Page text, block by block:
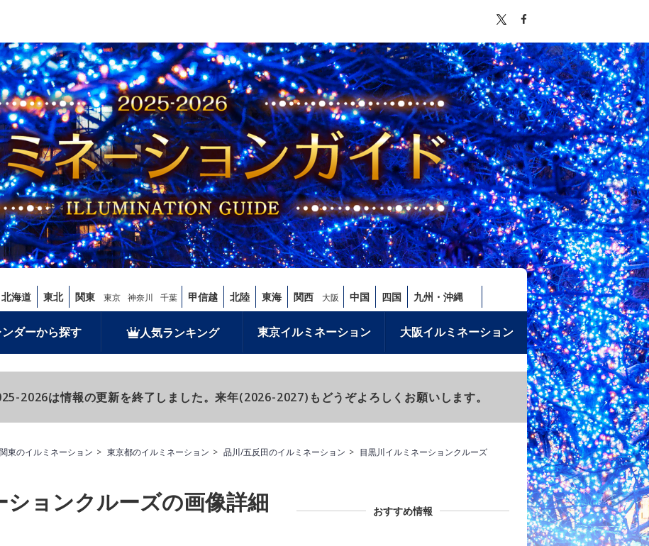
北海道 東北 関東 東京 神奈川 千葉 甲信越 北陸 東海 関西 大阪 中国 四国 九州・沖縄
ダーから探す 人気ランキング 東京イルミネーション 大阪イルミネーション
2026は情報の更新を終了しました。来年(2026-2027)もどうぞよろしくお願いします。
関東のイルミネーション 東京都のイルミネーション 品川/五反田のイルミネーション
目黒川イルミネーションクルーズ
ションクルーズの画像詳細
おすすめ情報